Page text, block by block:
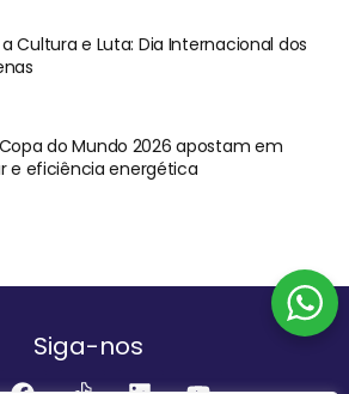
Cultura e Luta: Dia Internacional dos
do Mundo 2026 apostam em
e eficiência energética
Siga-nos